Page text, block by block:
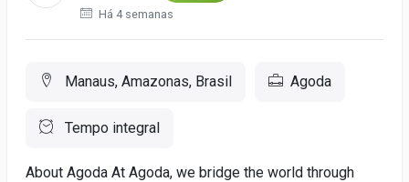
Há 4 semanas
Manaus, Amazonas, Brasil Agoda
Tempo integral
About Agoda At Agoda, we bridge the world through